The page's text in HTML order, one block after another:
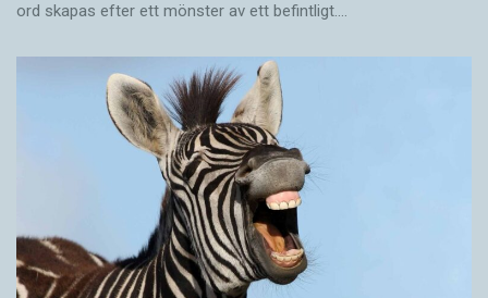
ord skapas efter ett mönster av ett befintligt.…